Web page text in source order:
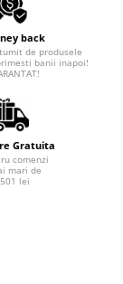
back
de produsele
banii inapoi!
Gratuita
comenzi
mari de
501 lei